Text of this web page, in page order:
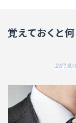
覚えておくと
2018/